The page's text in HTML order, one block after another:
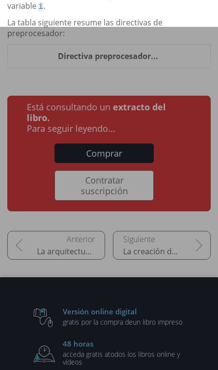
variable i.
La tabla siguiente resume las directivas de
preprocesador:
Directiva preprocesador...
Está consultando un extracto del
libro.
Para seguir leyendo...
Comprar
Contratar
suscripción
La arquitectura .NET La creación de tipos
Versión online digital
gratis por la compra deun libro impreso
48 horas
acceda gratis atodos los libros online y
vídeos